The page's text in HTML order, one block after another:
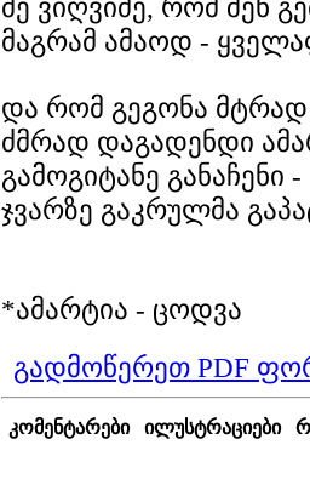
მე ვიღვიძე, რომ შენ
მაგრამ ამაოდ -
და რომ გეგონა
ძმრად დაგადენდი
გამოგიტანე განაჩენი -
ჯვარზე გაკრულმა
*ამარტია - ცოდვა
გადმოწერეთ PDF
კომენტარები ილუსტრაციები